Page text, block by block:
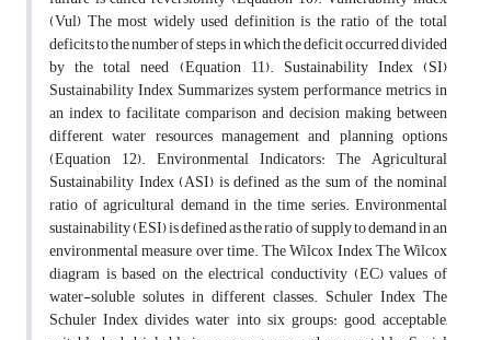
(Vul) The most widely used definition is the ratio of the total
deficits to the number of steps in which the deficit occurred divided
by the total need (Equation 11). Sustainability Index (SI)
Sustainability Index Summarizes system performance metrics in
an index to facilitate comparison and decision making between
different water resources management and planning options
(Equation 12). Environmental Indicators: The Agricultural
Sustainability Index (ASI) is defined as the sum of the nominal
ratio of agricultural demand in the time series. Environmental
sustainability (ESI) is defined as the ratio of supply to demand in an
environmental measure over time. The Wilcox Index The Wilcox
diagram is based on the electrical conductivity (EC) values of
water-soluble solutes in different classes. Schuler Index The
Schuler Index divides water into six groups: good, acceptable,